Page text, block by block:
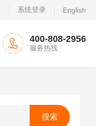
系统登录 English
400-808-2956
服务热线